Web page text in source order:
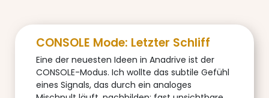
CONSOLE Mode: Letzter Schliff
Eine der neuesten Ideen in Anadrive ist der
CONSOLE-Modus. Ich wollte das subtile Gefühl
eines Signals, das durch ein analoges